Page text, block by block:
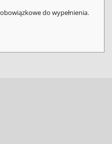
do wypełnienia.